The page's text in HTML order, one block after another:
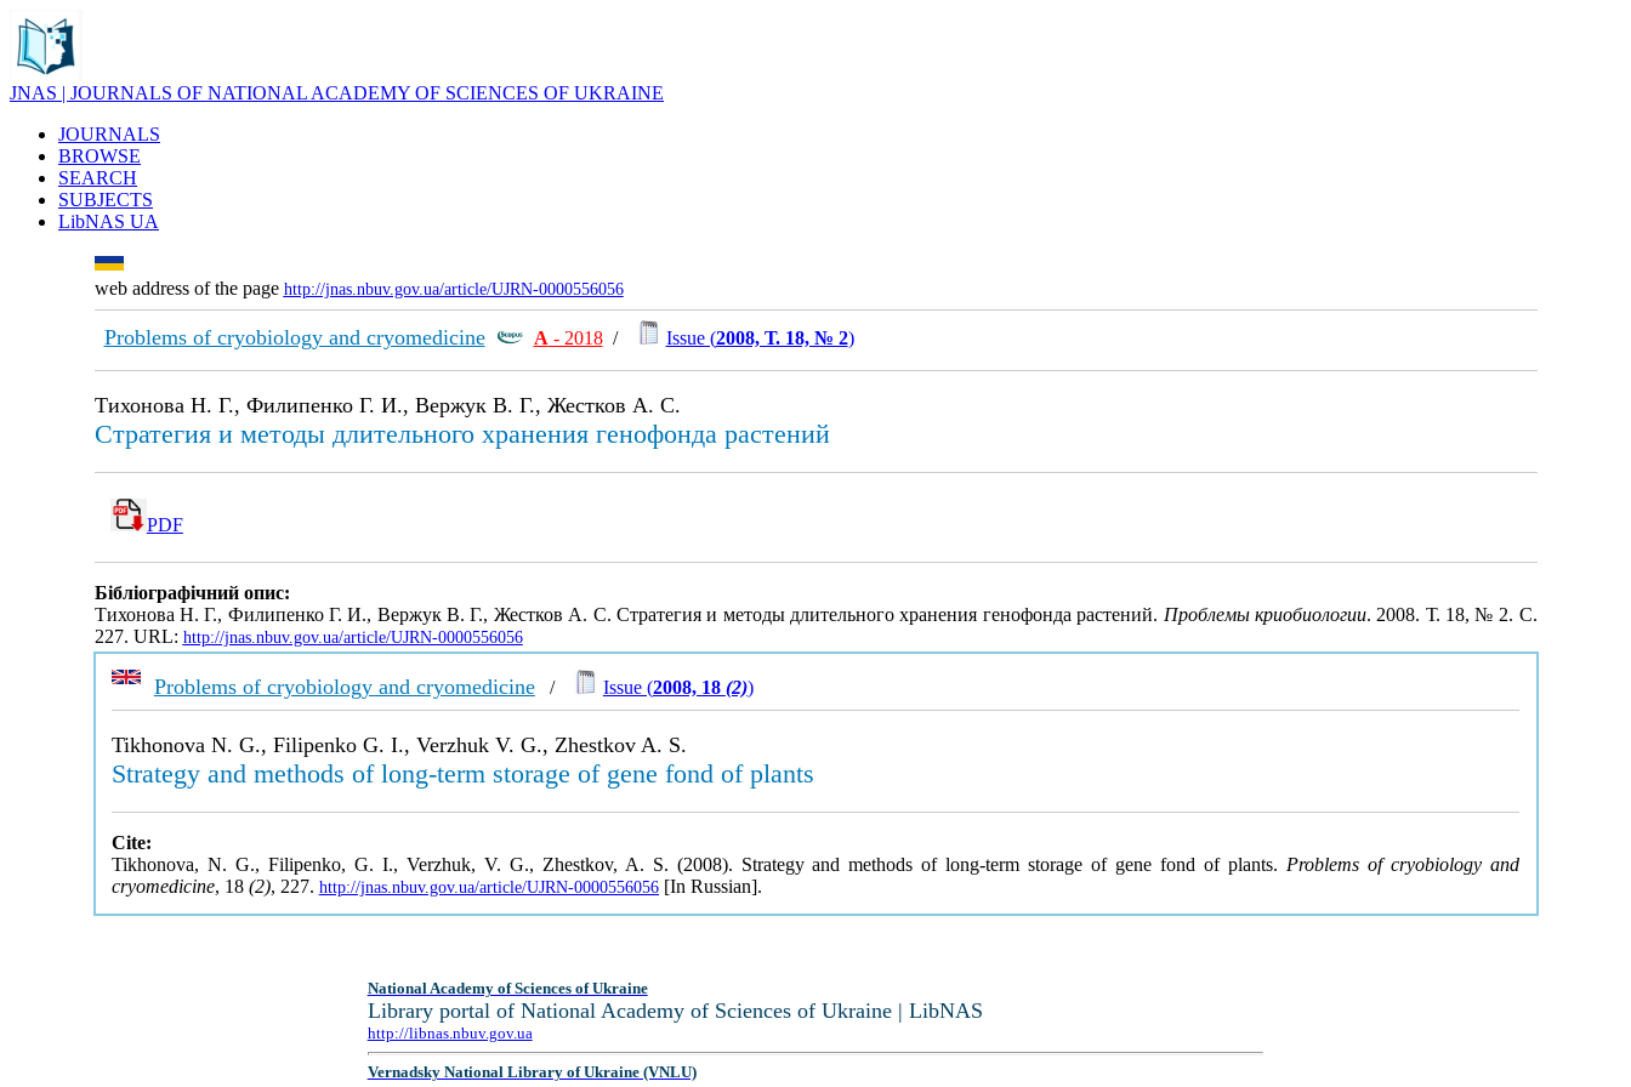
JNAS | JOURNALS OF NATIONAL ACADEMY OF SCIENCES OF UKRAINE
JOURNALS
BROWSE
SEARCH
SUBJECTS
LibNAS UA
web address of the page http://jnas.nbuv.gov.ua/article/UJRN-0000556056
Problems of cryobiology and cryomedicine А - 2018/ Issue (2008, Т. 18, № 2)
Тихонова Н. Г., Филипенко Г. И., Вержук В. Г., Жестков А. С.
Стратегия и методы длительного хранения генофонда растений
PDF
Бібліографічний опис:
Тихонова Н. Г., Филипенко Г. И., Вержук В. Г., Жестков А. С. Стратегия и методы длительного хранения генофонда растений. Проблемы криобиологии. 2008. Т. 18, № 2. С.
227. URL: http://jnas.nbuv.gov.ua/article/UJRN-0000556056
Problems of cryobiology and cryomedicine/ Issue (2008, 18 (2))
Tikhonova N. G., Filipenko G. I., Verzhuk V. G., Zhestkov A. S.
Strategy and methods of long-term storage of gene fond of plants
Cite:
Tikhonova, N. G., Filipenko, G. I., Verzhuk, V. G., Zhestkov, A. S. (2008). Strategy and methods of long-term storage of gene fond of plants. Problems of cryobiology and
cryomedicine, 18 (2), 227. http://jnas.nbuv.gov.ua/article/UJRN-0000556056[In Russian].
National Academy of Sciences of Ukraine
Library portal of National Academy of Sciences of Ukraine | LibNAS
http://libnas.nbuv.gov.ua
Vernadsky National Library of Ukraine (VNLU)